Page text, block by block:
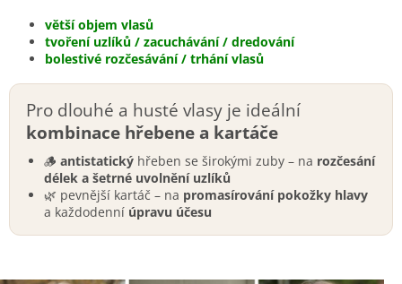
větší objem vlasů
tvoření uzlíků / zacuchávání / dredování
bolestivé rozčesávání / trhání vlasů
Pro dlouhé a husté vlasy je ideální
kombinace hřebene a kartáče
🪵 antistatický hřeben se širokými zuby – na rozčesání
délek a šetrné uvolnění uzlíků
🌿 pevnější kartáč – na promasírování pokožky hlavy
a každodenní úpravu účesu